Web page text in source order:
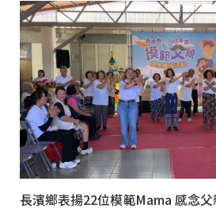
長濱鄉表揚22位模範Mama 感念父